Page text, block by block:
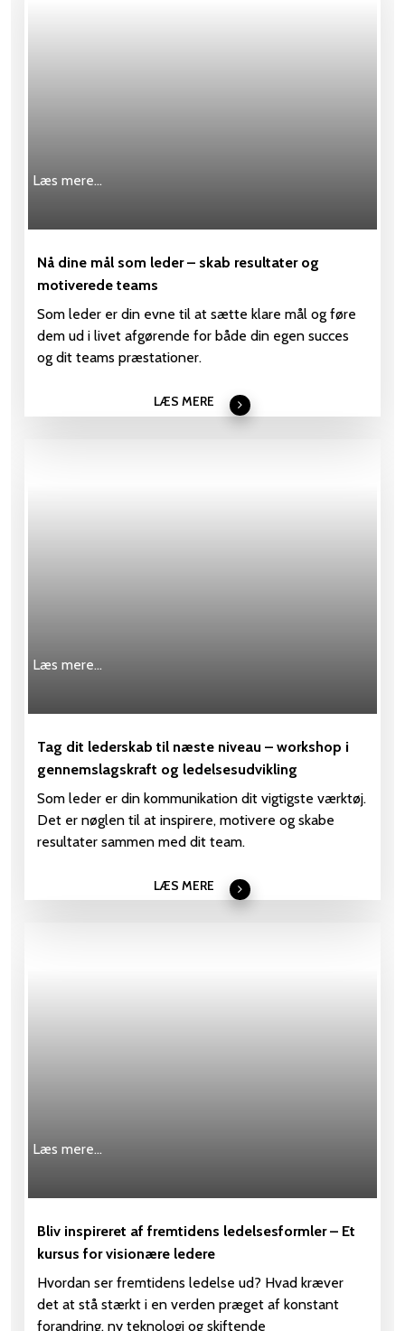
Læs mere…
Nå dine mål som leder – skab resultater og
motiverede teams
Som leder er din evne til at sætte klare mål og føre
dem ud i livet afgørende for både din egen succes
og dit teams præstationer.
LÆS MERE
Læs mere…
Tag dit lederskab til næste niveau – workshop i
gennemslagskraft og ledelsesudvikling
Som leder er din kommunikation dit vigtigste værktøj.
Det er nøglen til at inspirere, motivere og skabe
resultater sammen med dit team.
LÆS MERE
Læs mere…
Bliv inspireret af fremtidens ledelsesformler – Et
kursus for visionære ledere
Hvordan ser fremtidens ledelse ud? Hvad kræver
det at stå stærkt i en verden præget af konstant
forandring, ny teknologi og skiftende